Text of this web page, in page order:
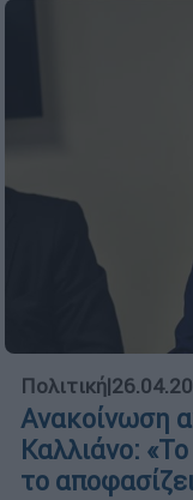
Πολιτική|
Ανακοίνωση
Καλλιάνο:
το